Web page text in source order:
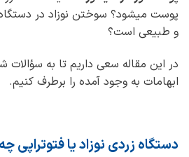
پوست میشود؟ سوختن نوزاد در
و طبیعی است؟
در این مقاله سعی داریم تا به
ابهامات به وجود آمده را برطرف کنیم.
دستگاه زردی نوزاد یا فتوتراپی